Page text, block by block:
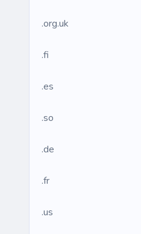
.org.uk
.fi
.es
.so
.de
.fr
.us